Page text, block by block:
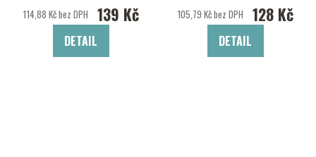
114,88 Kč bez DPH 139 Kč
DETAIL
105,79 Kč bez DPH 128 Kč
DETAIL